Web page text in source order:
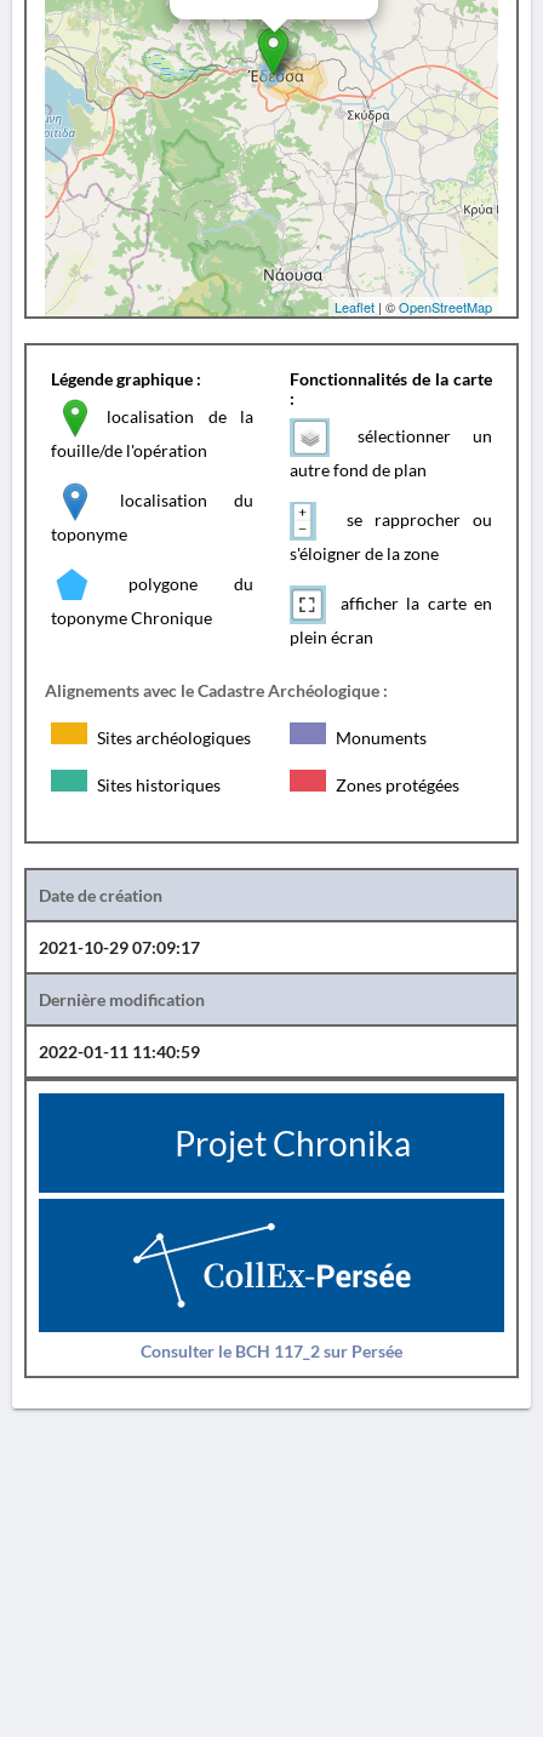
Leaflet | ©OpenStreetMap
Légende graphique :
localisation de la
fouille/de l'opération
localisation du
toponyme
polygone du
toponyme Chronique
Fonctionnalités de la carte
:
sélectionner un
autre fond de plan
se rapprocher ou
s'éloigner de la zone
afficher la carte en
plein écran
Alignements avec le Cadastre Archéologique :
Sites archéologiques Monuments
Sites historiques Zones protégées
Date de création
2021-10-29 07:09:17
Dernière modification
2022-01-11 11:40:59
Projet Chronika
Consulter le BCH 117_2 sur Persée